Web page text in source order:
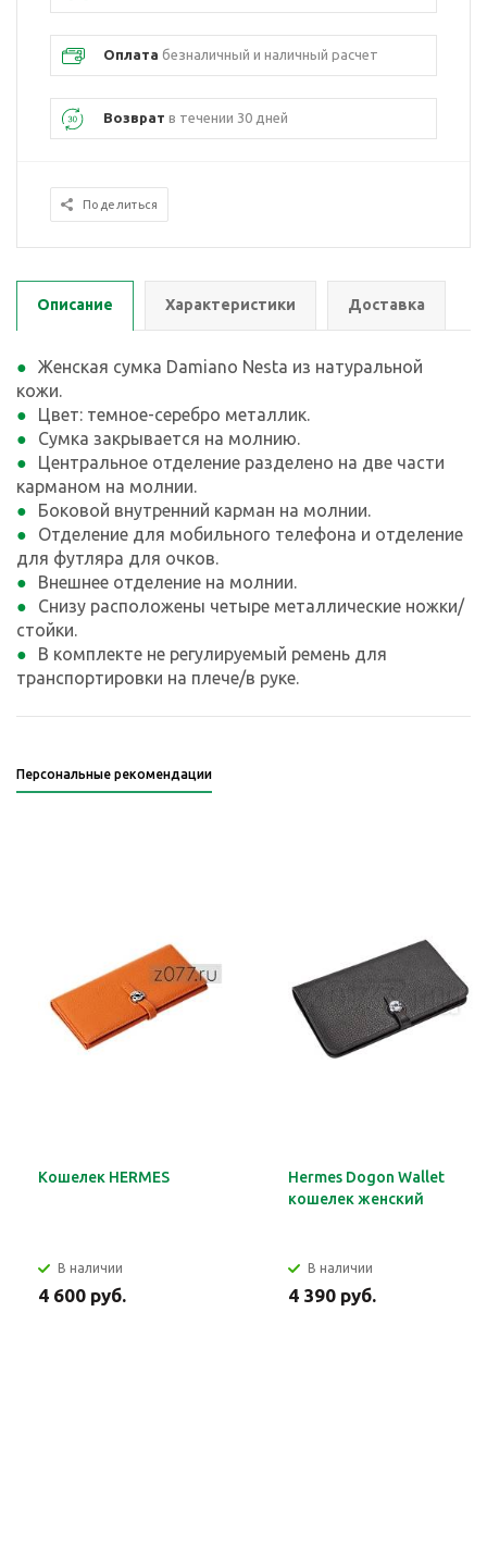
Оплата безналичный и наличный расчет
Возврат в течении 30 дней
Поделиться
Описание Характеристики Доставка
Женская сумка Damiano Nesta из натуральной
кожи.
Цвет: темное-серебро металлик.
Сумка закрывается на молнию.
Центральное отделение разделено на две части
карманом на молнии.
Боковой внутренний карман на молнии.
Отделение для мобильного телефона и отделение
для футляра для очков.
Внешнее отделение на молнии.
Снизу расположены четыре металлические ножки/
стойки.
В комплекте не регулируемый ремень для
транспортировки на плече/в руке.
Персональные рекомендации
Кошелек HERMES
В наличии
4 600 руб.
Hermes Dogon Wallet
кошелек женский
В наличии
4 390 руб.